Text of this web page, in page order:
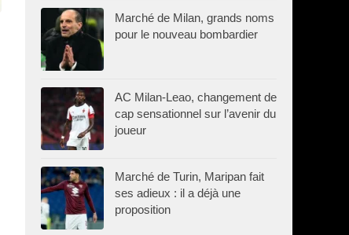
Marché de Milan, grands noms
pour le nouveau bombardier
AC Milan-Leao, changement de
cap sensationnel sur l’avenir du
joueur
Marché de Turin, Maripan fait
ses adieux : il a déjà une
proposition